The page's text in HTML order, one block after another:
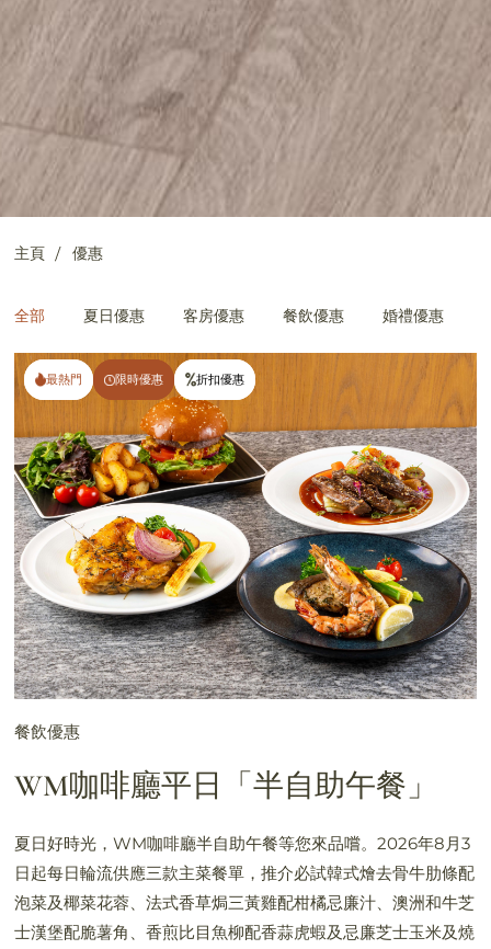
主頁 優惠
全部 夏日優惠 客房優惠 餐飲優惠 婚禮優惠
最熱門 限時優惠 折扣優惠
最熱門 限時優惠 折扣優惠
餐飲優惠
WM咖啡廳平日「半自助午餐」
夏日好時光，WM咖啡廳半自助午餐等您來品嚐。2026年8月3
日起每日輪流供應三款主菜餐單，推介必試韓式燴去骨牛肋條配
泡菜及椰菜花蓉、法式香草焗三黃雞配柑橘忌廉汁、澳洲和牛芝
士漢堡配脆薯角、香煎比目魚柳配香蒜虎蝦及忌廉芝士玉米及燒